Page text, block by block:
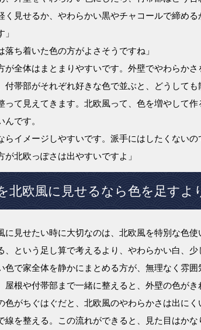
く見せるか、やわらかい黒やチャコールで締め
落ち着いた色の方がよさそうですね」
が全体はまとまりやすいです。外壁でやわらか
付帯部がそれぞれ好きな色で並ぶと、どうして
って見えてきます。北欧風って、色を増やして
です。
らイメージしやすいです。派手にはしたくないの
が北欧っぽさは出やすいですよ」
北欧風に見せるなら色を足すよ
に見せたい時に大切なのは、北欧風を特別な色
、という足し算で考えるより、やわらかい白、
色で家全体を静かにまとめる方が、無理なく雰囲
屋根や付帯部まで一緒に整えると、外壁の色が
色がちぐはぐだと、北欧風のやわらかさは出に
線を整える。この流れができると、見た目はかな